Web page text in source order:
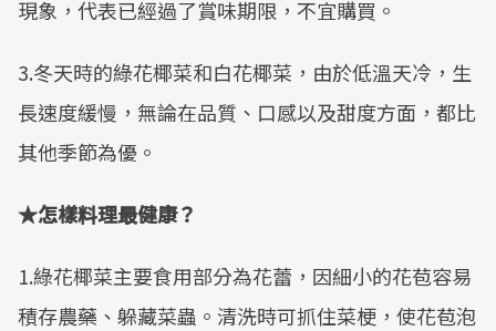
現象，代表已經過了賞味期限，不宜購買。
3.冬天時的綠花椰菜和白花椰菜，由於低溫天冷，生
長速度緩慢，無論在品質、口感以及甜度方面，都比
其他季節為優。
★怎樣料理最健康？
1.綠花椰菜主要食用部分為花蕾，因細小的花苞容易
積存農藥、躲藏菜蟲。清洗時可抓住菜梗，使花苞泡